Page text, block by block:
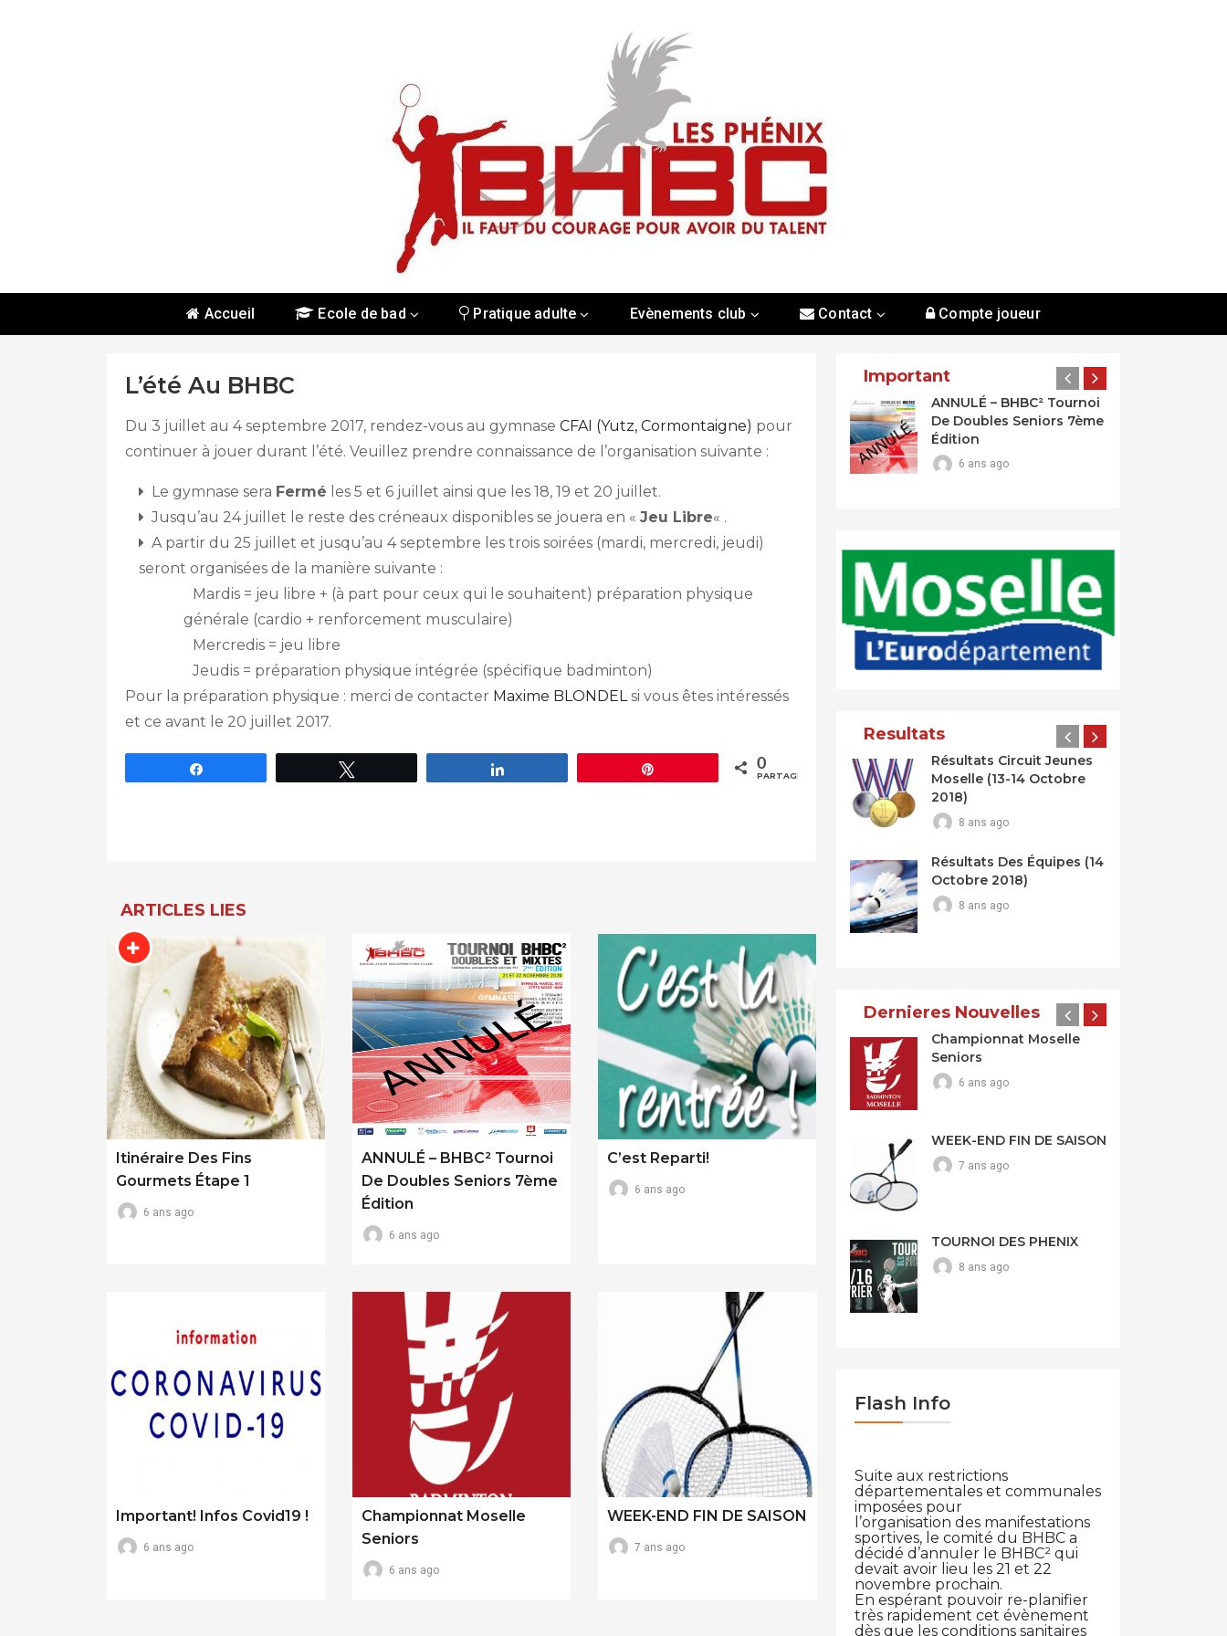
Accueil Ecole de bad Pratique adulte Evènements club Contact Compte joueur
L’été Au BHBC
Du 3 juillet au 4 septembre 2017, rendez-vous au gymnase CFAI (Yutz, Cormontaigne) pour
continuer à jouer durant l’été. Veuillez prendre connaissance de l’organisation suivante :
Le gymnase sera Fermé les 5 et 6 juillet ainsi que les 18, 19 et 20 juillet.
Jusqu’au 24 juillet le reste des créneaux disponibles se jouera en « Jeu Libre« .
A partir du 25 juillet et jusqu’au 4 septembre les trois soirées (mardi, mercredi, jeudi)
seront organisées de la manière suivante :
Mardis = jeu libre + (à part pour ceux qui le souhaitent) préparation physique
générale (cardio + renforcement musculaire)
Mercredis = jeu libre
Jeudis = préparation physique intégrée (spécifique badminton)
Pour la préparation physique : merci de contacter Maxime BLONDEL si vous êtes intéressés
et ce avant le 20 juillet 2017.
0
PARTAGES
ARTICLES LIES
Itinéraire Des Fins
Gourmets Étape 1
6 ans ago
ANNULÉ – BHBC² Tournoi
De Doubles Seniors 7ème
Édition
6 ans ago
C’est Reparti!
6 ans ago
Important! Infos Covid19 !
6 ans ago
Championnat Moselle
Seniors
6 ans ago
WEEK-END FIN DE SAISON
7 ans ago
Important
ANNULÉ – BHBC² Tournoi
De Doubles Seniors 7ème
Édition
6 ans ago
Resultats
Résultats Circuit Jeunes
Moselle (13-14 Octobre
2018)
8 ans ago
Résultats Des Équipes (14
Octobre 2018)
8 ans ago
Dernieres Nouvelles
Championnat Moselle
Seniors
6 ans ago
WEEK-END FIN DE SAISON
7 ans ago
TOURNOI DES PHENIX
8 ans ago
Flash Info
Suite aux restrictions
départementales et communales
imposées pour
l’organisation des manifestations
sportives, le comité du BHBC a
décidé d’annuler le BHBC² qui
devait avoir lieu les 21 et 22
novembre prochain.
En espérant pouvoir re-planifier
très rapidement cet évènement
dès que les conditions sanitaires